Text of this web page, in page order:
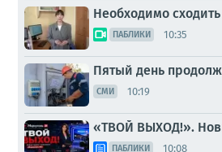
Необходимо
ПАБЛИКИ 10:35
Пятый день
СМИ 10:19
«ТВОЙ ВЫХОД!».
ПАБЛИКИ 10:08